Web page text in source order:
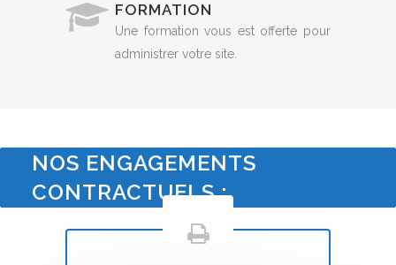
FORMATION
Une formation vous est offerte pour
administrer votre site.
NOS ENGAGEMENTS
CONTRACTUELS :